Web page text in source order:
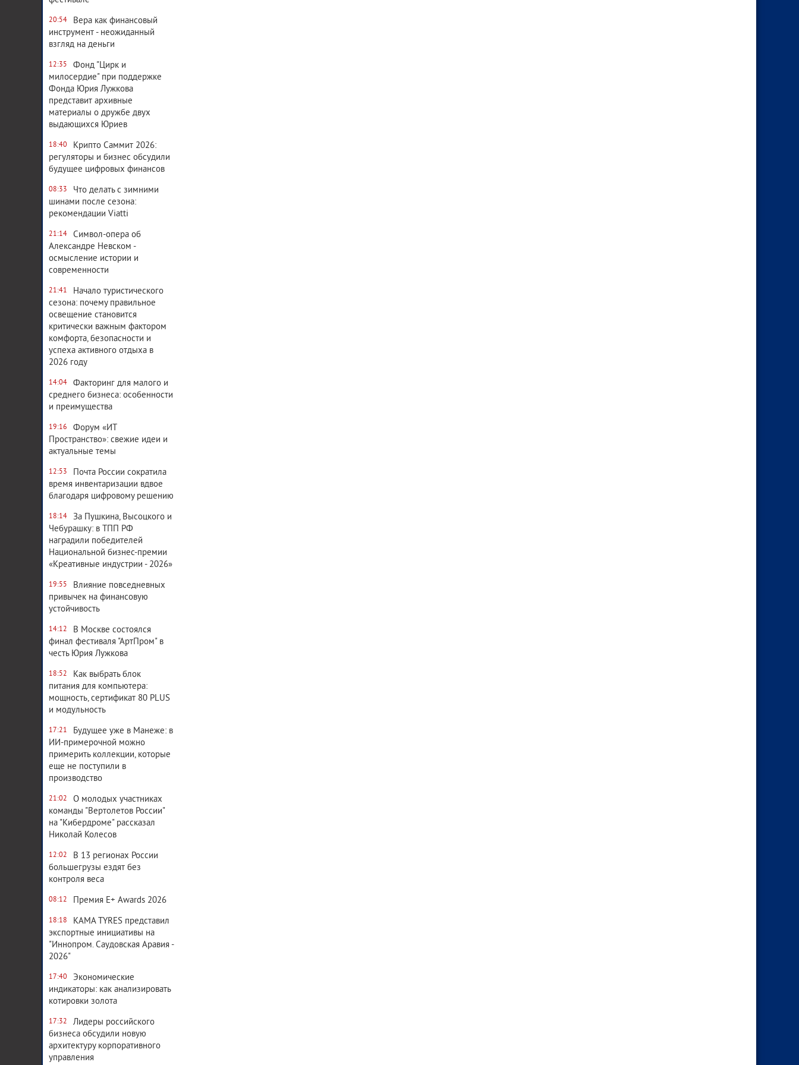
20:54
Вера как финансовый
инструмент - неожиданный
взгляд на деньги
12:35
Фонд "Цирк и
милосердие" при поддержке
Фонда Юрия Лужкова
представит архивные
материалы о дружбе двух
выдающихся Юриев
18:40
Крипто Саммит 2026:
регуляторы и бизнес обсудили
будущее цифровых финансов
08:33
Что делать с зимними
шинами после сезона:
рекомендации Viatti
21:14
Символ-опера об
Александре Невском -
осмысление истории и
современности
21:41
Начало туристического
сезона: почему правильное
освещение становится
критически важным фактором
комфорта, безопасности и
успеха активного отдыха в
2026 году
14:04
Факторинг для малого и
среднего бизнеса: особенности
и преимущества
19:16
Форум «ИТ
Пространство»: свежие идеи и
актуальные темы
12:53
Почта России сократила
время инвентаризации вдвое
благодаря цифровому решению
18:14
За Пушкина, Высоцкого и
Чебурашку: в ТПП РФ
наградили победителей
Национальной бизнес-премии
«Креативные индустрии - 2026»
19:55
Влияние повседневных
привычек на финансовую
устойчивость
14:12
В Москве состоялся
финал фестиваля "АртПром" в
честь Юрия Лужкова
18:52
Как выбрать блок
питания для компьютера:
мощность, сертификат 80 PLUS
и модульность
17:21
Будущее уже в Манеже: в
ИИ-примерочной можно
примерить коллекции, которые
еще не поступили в
производство
21:02
О молодых участниках
команды "Вертолетов России"
на "Кибердроме" рассказал
Николай Колесов
12:02
В 13 регионах России
большегрузы ездят без
контроля веса
08:12 Премия E+ Awards 2026
18:18
KAMA TYRES представил
экспортные инициативы на
"Иннопром. Саудовская Аравия -
2026"
17:40
Экономические
индикаторы: как анализировать
котировки золота
17:32
Лидеры российского
бизнеса обсудили новую
архитектуру корпоративного
управления